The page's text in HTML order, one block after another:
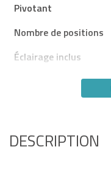
Pivotant
Nombre de positions
Éclairage inclus
DESCRIPTION